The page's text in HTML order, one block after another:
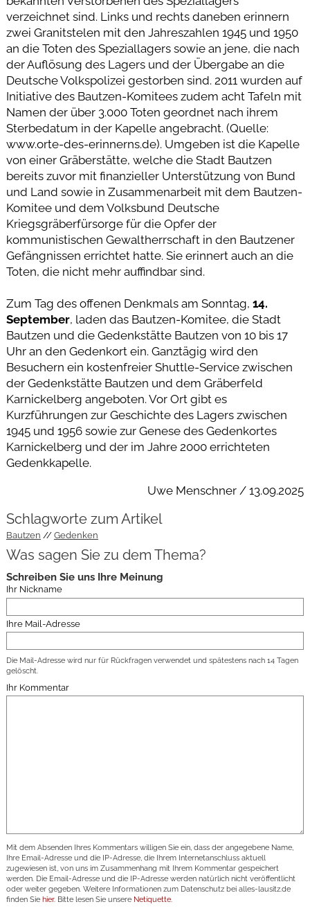
verzeichnet sind. Links und rechts daneben erinnern
zwei Granitstelen mit den Jahreszahlen 1945 und 1950
an die Toten des Speziallagers sowie an jene, die nach
der Auflösung des Lagers und der Übergabe an die
Deutsche Volkspolizei gestorben sind. 2011 wurden auf
Initiative des Bautzen-Komitees zudem acht Tafeln mit
Namen der über 3.000 Toten geordnet nach ihrem
Sterbedatum in der Kapelle angebracht. (Quelle:
www.orte-des-erinnerns.de). Umgeben ist die Kapelle
von einer Gräberstätte, welche die Stadt Bautzen
bereits zuvor mit finanzieller Unterstützung von Bund
und Land sowie in Zusammenarbeit mit dem Bautzen-
Komitee und dem Volksbund Deutsche
Kriegsgräberfürsorge für die Opfer der
kommunistischen Gewaltherrschaft in den Bautzener
Gefängnissen errichtet hatte. Sie erinnert auch an die
Toten, die nicht mehr auffindbar sind.
Zum Tag des offenen Denkmals am Sonntag, 14.
September, laden das Bautzen-Komitee, die Stadt
Bautzen und die Gedenkstätte Bautzen von 10 bis 17
Uhr an den Gedenkort ein. Ganztägig wird den
Besuchern ein kostenfreier Shuttle-Service zwischen
der Gedenkstätte Bautzen und dem Gräberfeld
Karnickelberg angeboten. Vor Ort gibt es
Kurzführungen zur Geschichte des Lagers zwischen
1945 und 1956 sowie zur Genese des Gedenkortes
Karnickelberg und der im Jahre 2000 errichteten
Gedenkkapelle.
Uwe Menschner / 13.09.2025
Schlagworte zum Artikel
Bautzen Gedenken
Was sagen Sie zu dem Thema?
Schreiben Sie uns Ihre Meinung
Ihr Nickname
Ihre Mail-Adresse
Die Mail-Adresse wird nur für Rückfragen verwendet und spätestens nach 14 Tagen
gelöscht.
Ihr Kommentar
Mit dem Absenden Ihres Kommentars willigen Sie ein, dass der angegebene Name,
Ihre Email-Adresse und die IP-Adresse, die Ihrem Internetanschluss aktuell
zugewiesen ist, von uns im Zusammenhang mit Ihrem Kommentar gespeichert
werden. Die Email-Adresse und die IP-Adresse werden natürlich nicht veröffentlicht
oder weiter gegeben. Weitere Informationen zum Datenschutz bei alles-lausitz.de
finden Sie hier. Bitte lesen Sie unsere Netiquette.